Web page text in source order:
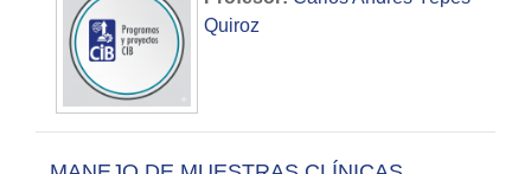
Quiroz